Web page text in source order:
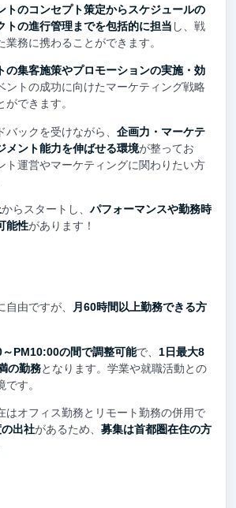
トのコンセプト策定からスケジュールの
トの進行管理までを包括的に担当 し、戦
務に携わることができます。
の集客施策やプロモーションの実施・効
ントの成功に向けたマーケティング戦略
できます。
ックを受けながら、 企画力・マーケテ
メント能力を伸ばせる環境が整ってお
ト運営やマーケティングに関わりたい方
からスタートし、 パフォーマンスや勤務時
能性があります！
由ですが、
月60時間以上勤務できる方
PM10:00の間で調整可能で、 1日最大8
の勤務となります。学業や就職活動との
す。
はオフィス勤務とリモート勤務の併用で
出社があるため、 募集は首都圏在住の方